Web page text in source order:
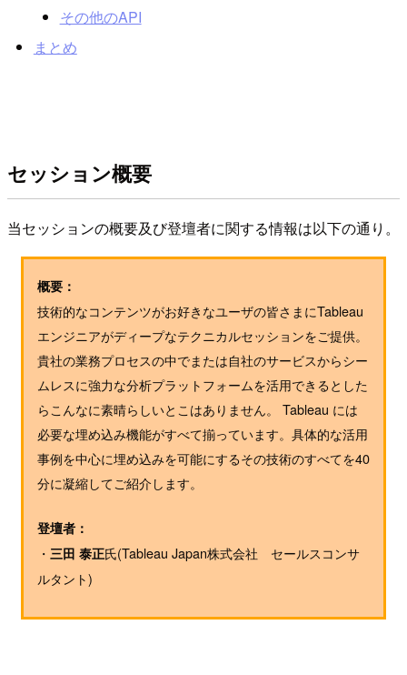
その他のAPI
まとめ
セッション概要
当セッションの概要及び登壇者に関する情報は以下の通り。
概要：
技術的なコンテンツがお好きなユーザの皆さまにTableau
エンジニアがディープなテクニカルセッションをご提供。
貴社の業務プロセスの中でまたは自社のサービスからシー
ムレスに強力な分析プラットフォームを活用できるとした
らこんなに素晴らしいとこはありません。 Tableau には
必要な埋め込み機能がすべて揃っています。具体的な活用
事例を中心に埋め込みを可能にするその技術のすべてを40
分に凝縮してご紹介します。
登壇者：
・ 三田 泰正氏(Tableau Japan株式会社 セールスコンサ
ルタント)